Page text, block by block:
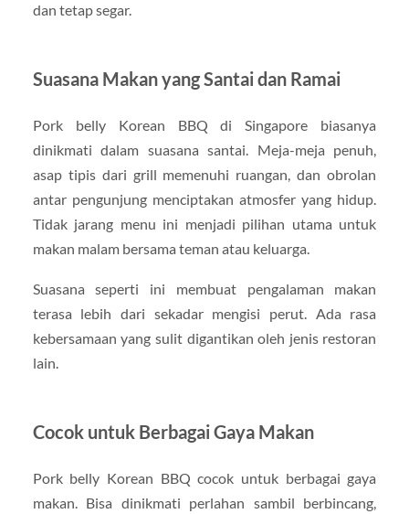
dan tetap segar.
Suasana Makan yang Santai dan Ramai
Pork belly Korean BBQ di Singapore biasanya
dinikmati dalam suasana santai. Meja-meja penuh,
asap tipis dari grill memenuhi ruangan, dan obrolan
antar pengunjung menciptakan atmosfer yang hidup.
Tidak jarang menu ini menjadi pilihan utama untuk
makan malam bersama teman atau keluarga.
Suasana seperti ini membuat pengalaman makan
terasa lebih dari sekadar mengisi perut. Ada rasa
kebersamaan yang sulit digantikan oleh jenis restoran
lain.
Cocok untuk Berbagai Gaya Makan
Pork belly Korean BBQ cocok untuk berbagai gaya
makan. Bisa dinikmati perlahan sambil berbincang,